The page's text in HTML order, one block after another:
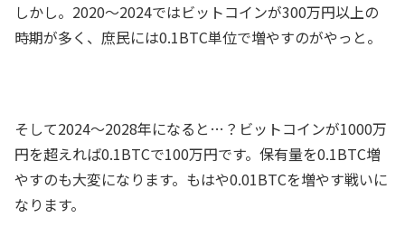
しかし。2020～2024ではビットコインが300万円以上の
時期が多く、庶民には0.1BTC単位で増やすのがやっと。
そして2024～2028年になると…？ビットコインが1000万
円を超えれば0.1BTCで100万円です。保有量を0.1BTC増
やすのも大変になります。もはや0.01BTCを増やす戦いに
なります。